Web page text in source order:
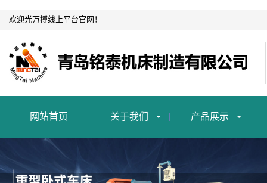
欢迎光万搏线上平台官网！
网站首页 关于我们 产品展示